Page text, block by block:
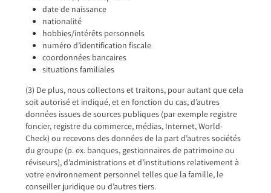
date de naissance
nationalité
hobbies/intérêts personnels
numéro d’identification fiscale
coordonnées bancaires
situations familiales
(3) De plus, nous collectons et traitons, pour autant que cela
soit autorisé et indiqué, et en fonction du cas, d’autres
données issues de sources publiques (par exemple registre
foncier, registre du commerce, médias, Internet, World-
Check) ou recevons des données de la part d’autres sociétés
du groupe (p. ex. banques, gestionnaires de patrimoine ou
réviseurs), d’administrations et d’institutions relativement à
votre environnement personnel telles que la famille, le
conseiller juridique ou d’autres tiers.